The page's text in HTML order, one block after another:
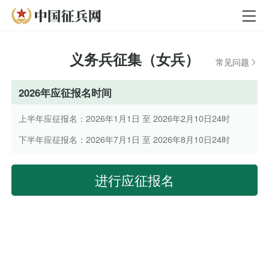
义务兵征集（女兵） 常见问题
2026年应征报名时间
上半年应征报名：2026年1月1日 至 2026年2月10日24时
下半年应征报名：2026年7月1日 至 2026年8月10日24时
进行应征报名